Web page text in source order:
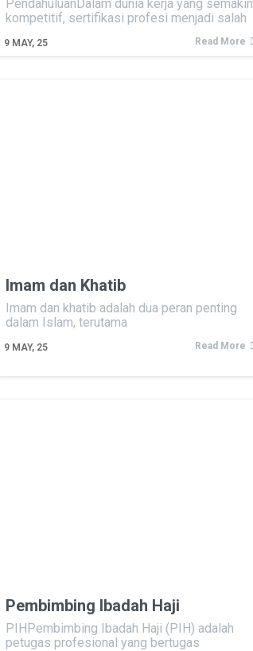
9 MAY, 25
PendahuluanDalam dunia kerja yang semakin
kompetitif, sertifikasi profesi menjadi salah
Read More
Imam dan Khatib
9 MAY, 25
Imam dan khatib adalah dua peran penting
dalam Islam, terutama
Read More
Pembimbing Ibadah Haji
PIHPembimbing Ibadah Haji (PIH) adalah
petugas profesional yang bertugas